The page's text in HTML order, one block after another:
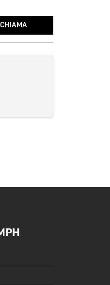
CHIAMA